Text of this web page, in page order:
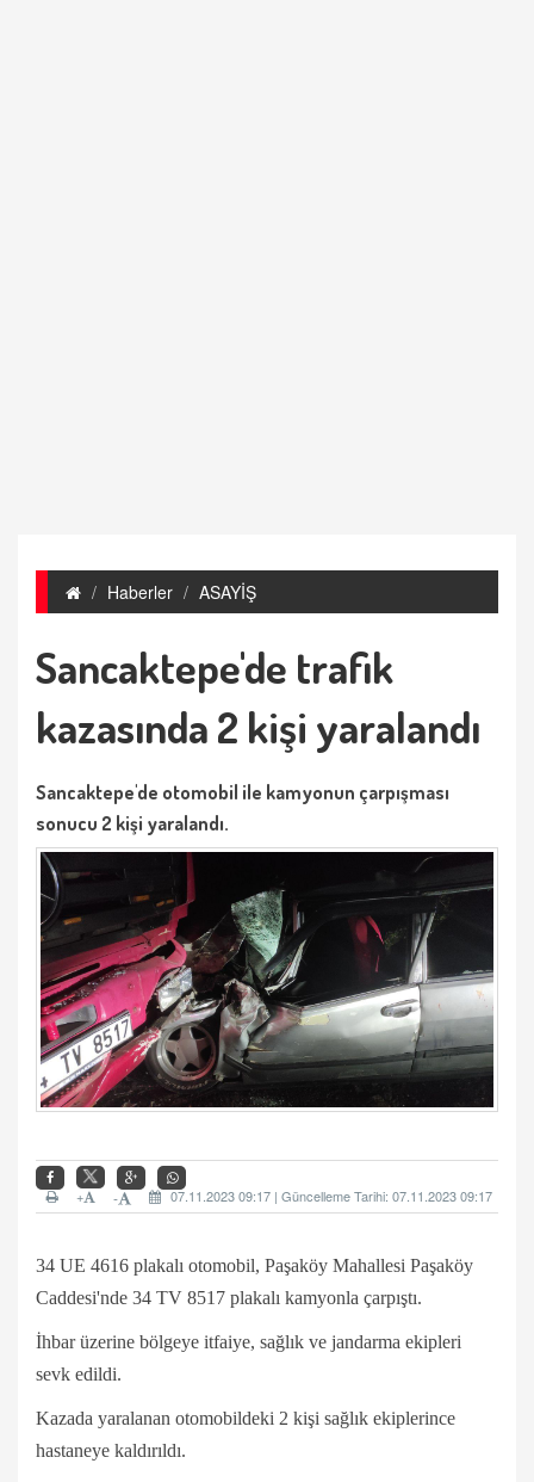
Haberler ASAYİŞ
Sancaktepe'de trafik
kazasında 2 kişi yaralandı
Sancaktepe'de otomobil ile kamyonun çarpışması
sonucu 2 kişi yaralandı.
07.11.2023 09:17 | Güncelleme Tarihi: 07.11.2023 09:17
-
+
34 UE 4616 plakalı otomobil, Paşaköy Mahallesi Paşaköy
Caddesi'nde 34 TV 8517 plakalı kamyonla çarpıştı.
İhbar üzerine bölgeye itfaiye, sağlık ve jandarma ekipleri
sevk edildi.
Kazada yaralanan otomobildeki 2 kişi sağlık ekiplerince
hastaneye kaldırıldı.